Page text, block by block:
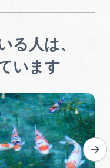
る人は、
います